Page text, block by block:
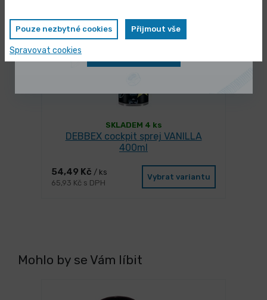
SKLADEM 4 ks
DEBBEX cockpit sprej VANILLA
400ml
54,49 Kč / ks
65,93 Kč s DPH
Vybrat variantu
Mohlo by se Vám líbit
Pouze nezbytné cookies Přijmout vše
Spravovat cookies